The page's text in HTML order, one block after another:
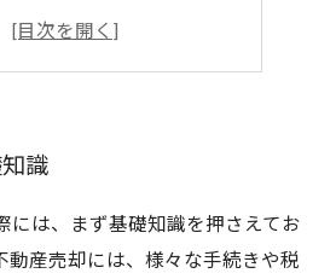
の選び方
識
には、まず基礎知識を押さえてお
動産売却には、様々な手続きや税